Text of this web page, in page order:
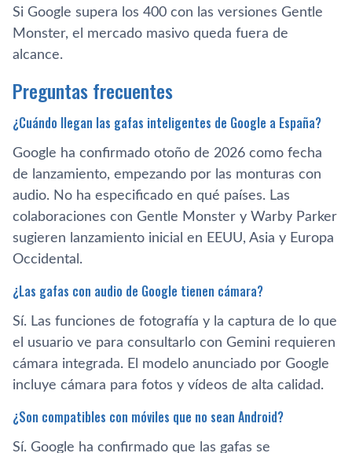
Si Google supera los 400 con las versiones Gentle
Monster, el mercado masivo queda fuera de
alcance.
Preguntas frecuentes
¿Cuándo llegan las gafas inteligentes de Google a España?
Google ha confirmado otoño de 2026 como fecha
de lanzamiento, empezando por las monturas con
audio. No ha especificado en qué países. Las
colaboraciones con Gentle Monster y Warby Parker
sugieren lanzamiento inicial en EEUU, Asia y Europa
Occidental.
¿Las gafas con audio de Google tienen cámara?
Sí. Las funciones de fotografía y la captura de lo que
el usuario ve para consultarlo con Gemini requieren
cámara integrada. El modelo anunciado por Google
incluye cámara para fotos y vídeos de alta calidad.
¿Son compatibles con móviles que no sean Android?
Sí. Google ha confirmado que las gafas se